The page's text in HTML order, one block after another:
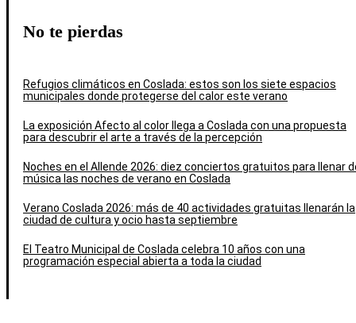
No te pierdas
Refugios climáticos en Coslada: estos son los siete espacios
municipales donde protegerse del calor este verano
La exposición Afecto al color llega a Coslada con una propuesta
para descubrir el arte a través de la percepción
Noches en el Allende 2026: diez conciertos gratuitos para llenar
música las noches de verano en Coslada
Verano Coslada 2026: más de 40 actividades gratuitas llenarán la
ciudad de cultura y ocio hasta septiembre
El Teatro Municipal de Coslada celebra 10 años con una
programación especial abierta a toda la ciudad